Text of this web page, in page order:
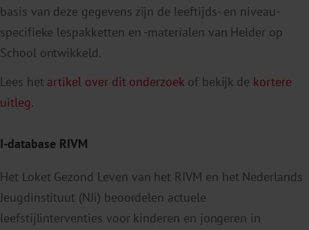
basis van deze gegevens zijn de leeftijds- en niveau-
specifieke lespakketten en -materialen van Helder op
School ontwikkeld.
Lees het artikel over dit onderzoekof bekijk de kortere
uitleg.
I-database RIVM
Het Loket Gezond Leven van het RIVM en het Nederlands
Jeugdinstituut (NJi) beoordelen actuele
leefstijlinterventies voor kinderen en jongeren in